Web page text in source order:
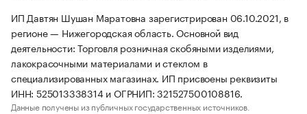
ИП Давтян Шушан Маратовна зарегистрирован 06.10.2021, в
регионе — Нижегородская область. Основной вид
деятельности: Торговля розничная скобяными изделиями,
лакокрасочными материалами и стеклом в
специализированных магазинах. ИП присвоены реквизиты
ИНН: 525013338314 и ОГРНИП: 321527500108816.
Данные получены из публичных государственных источников.